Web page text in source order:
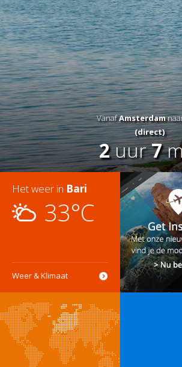
VanafAmsterdam
(direct)
2uur7
Het weer in Bari
33°C
Weer & Klimaat